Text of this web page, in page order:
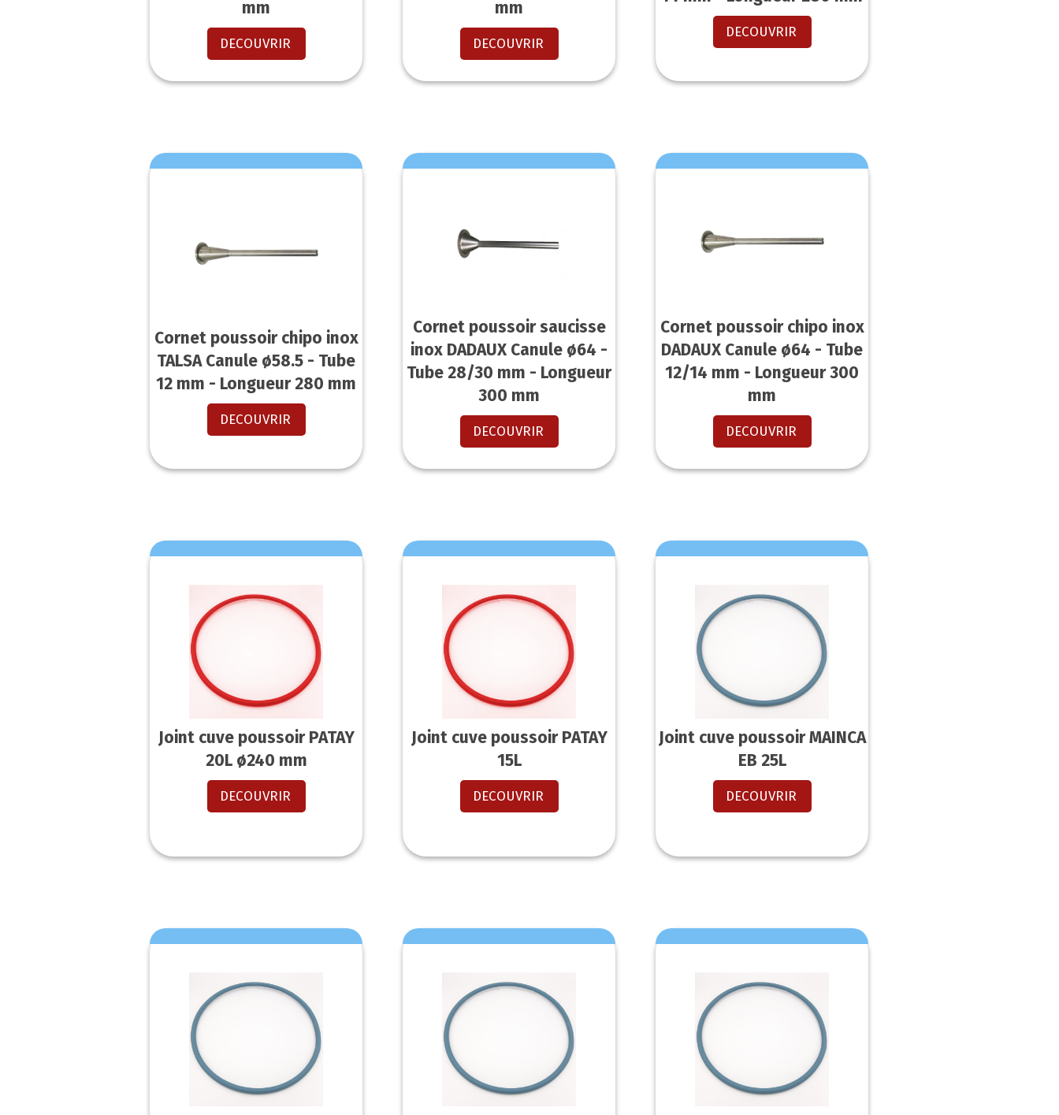
mm
DECOUVRIR
mm
DECOUVRIR
DECOUVRIR
Cornet poussoir chipo inox
TALSA Canule ø58.5 - Tube
12 mm - Longueur 280 mm
DECOUVRIR
Cornet poussoir saucisse
inox DADAUX Canule ø64 -
Tube 28/30 mm - Longueur
300 mm
DECOUVRIR
Cornet poussoir chipo inox
DADAUX Canule ø64 - Tube
12/14 mm - Longueur 300
mm
DECOUVRIR
Joint cuve poussoir PATAY
20L ø240 mm
DECOUVRIR
Joint cuve poussoir PATAY
15L
DECOUVRIR
Joint cuve poussoir MAINCA
EB 25L
DECOUVRIR